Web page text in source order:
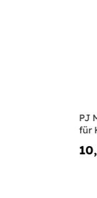
PJ
für